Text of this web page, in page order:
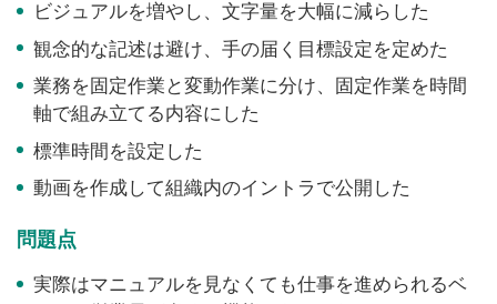
ビジュアルを増やし、文字量を大幅に減らした
観念的な記述は避け、手の届く目標設定を定めた
業務を固定作業と変動作業に分け、固定作業を時間
軸で組み立てる内容にした
標準時間を設定した
動画を作成して組織内のイントラで公開した
問題点
実際はマニュアルを見なくても仕事を進められるベ